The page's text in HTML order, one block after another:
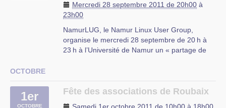
venir boire un verre le mardi 27 septembre à
20h30 au Café (…)
Café-Citoyen
Place du Marché aux Chevaux, Lille
Mercredi 28 septembre 2011 de 20h00 à
23h00
NamurLUG, le Namur Linux User Group,
organise le mercredi 28 septembre de 20 h à
23 h à l’Université de Namur un « partage de
hébergée par l’Université de Namur et
OCTOBRE
1er
OCTOBRE
Fête des associations de Roubaix